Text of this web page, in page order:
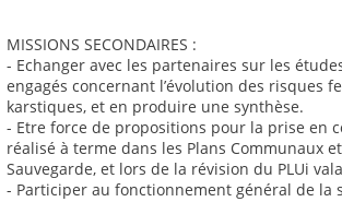
MISSIONS SECONDAIRES :
- Echanger avec les partenaires sur les
engagés concernant l’évolution des risques
karstiques, et en produire une synthèse.
- Etre force de propositions pour la prise en
réalisé à terme dans les Plans Communaux
Sauvegarde, et lors de la révision du PLUi
- Participer au fonctionnement général de la